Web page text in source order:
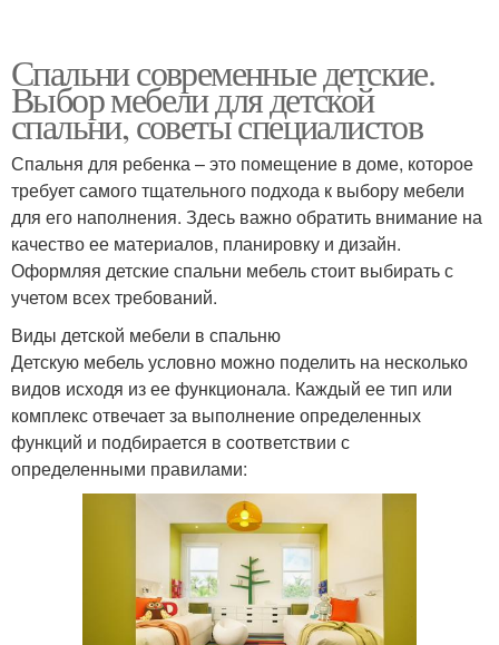
Спальни современные детские.
Выбор мебели для детской
спальни, советы специалистов
Спальня для ребенка – это помещение в доме, которое
требует самого тщательного подхода к выбору мебели
для его наполнения. Здесь важно обратить внимание на
качество ее материалов, планировку и дизайн.
Оформляя детские спальни мебель стоит выбирать с
учетом всех требований.
Виды детской мебели в спальню
Детскую мебель условно можно поделить на несколько
видов исходя из ее функционала. Каждый ее тип или
комплекс отвечает за выполнение определенных
функций и подбирается в соответствии с
определенными правилами: